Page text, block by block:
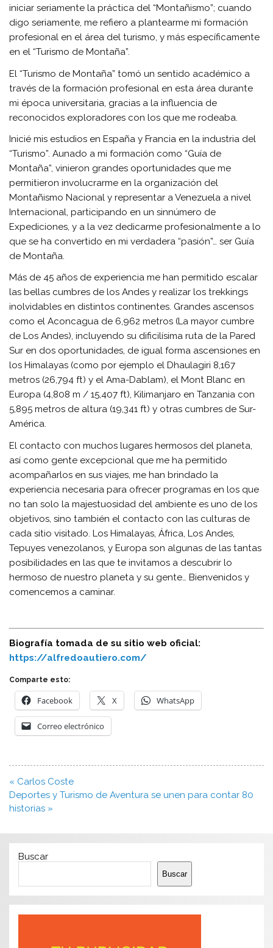
iniciar seriamente la práctica del “Montañismo”; cuando
digo seriamente, me refiero a plantearme mi formación
profesional en el área del turismo, y más específicamente
en el “Turismo de Montaña”.
El “Turismo de Montaña” tomó un sentido académico a
través de la formación profesional en esta área durante
mi época universitaria, gracias a la influencia de
reconocidos exploradores con los que me rodeaba.
Inicié mis estudios en España y Francia en la industria del
“Turismo”. Aunado a mi formación como “Guía de
Montaña”, vinieron grandes oportunidades que me
permitieron involucrarme en la organización del
Montañismo Nacional y representar a Venezuela a nivel
Internacional, participando en un sinnúmero de
Expediciones, y a la vez dedicarme profesionalmente a lo
que se ha convertido en mi verdadera “pasión”… ser Guía
de Montaña.
Más de 45 años de experiencia me han permitido escalar
las bellas cumbres de los Andes y realizar los trekkings
inolvidables en distintos continentes. Grandes ascensos
como el Aconcagua de 6,962 metros (La mayor cumbre
de Los Andes), incluyendo su dificilísima ruta de la Pared
Sur en dos oportunidades, de igual forma ascensiones en
los Himalayas (como por ejemplo el Dhaulagiri 8,167
metros (26,794 ft) y el Ama-Dablam), el Mont Blanc en
Europa (4,808 m / 15,407 ft), Kilimanjaro en Tanzania con
5,895 metros de altura (19,341 ft) y otras cumbres de Sur-
América.
El contacto con muchos lugares hermosos del planeta,
así como gente excepcional que me ha permitido
acompañarlos en sus viajes, me han brindado la
experiencia necesaria para ofrecer programas en los que
no tan solo la majestuosidad del ambiente es uno de los
objetivos, sino también el contacto con las culturas de
cada sitio visitado. Los Himalayas, África, Los Andes,
Tepuyes venezolanos, y Europa son algunas de las tantas
posibilidades en las que te invitamos a descubrir lo
hermoso de nuestro planeta y su gente… Bienvenidos y
comencemos a caminar.
Biografía tomada de su sitio web oficial:
https://alfredoautiero.com/
Comparte esto:
Facebook X WhatsApp
Correo electrónico
Navegación
de
entradas
« Carlos Coste
Deportes y Turismo de Aventura se unen para contar 80
historias »
Buscar
Buscar